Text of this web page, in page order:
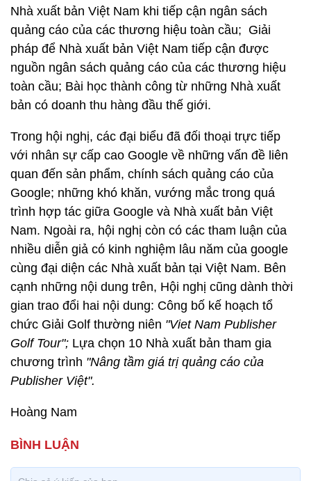
Nhà xuất bản Việt Nam khi tiếp cận ngân sách
quảng cáo của các thương hiệu toàn cầu; Giải
pháp để Nhà xuất bản Việt Nam tiếp cận được
nguồn ngân sách quảng cáo của các thương hiệu
toàn cầu; Bài học thành công từ những Nhà xuất
bản có doanh thu hàng đầu thế giới.
Trong hội nghị, các đại biểu đã đối thoại trực tiếp
với nhân sự cấp cao Google về những vấn đề liên
quan đến sản phẩm, chính sách quảng cáo của
Google; những khó khăn, vướng mắc trong quá
trình hợp tác giữa Google và Nhà xuất bản Việt
Nam. Ngoài ra, hội nghị còn có các tham luận của
nhiều diễn giả có kinh nghiệm lâu năm của google
cùng đại diện các Nhà xuất bản tại Việt Nam. Bên
cạnh những nội dung trên, Hội nghị cũng dành thời
gian trao đổi hai nội dung: Công bố kế hoạch tổ
chức Giải Golf thường niên "Viet Nam Publisher
Golf Tour"; Lựa chọn 10 Nhà xuất bản tham gia
chương trình "Nâng tầm giá trị quảng cáo của
Publisher Việt".
Hoàng Nam